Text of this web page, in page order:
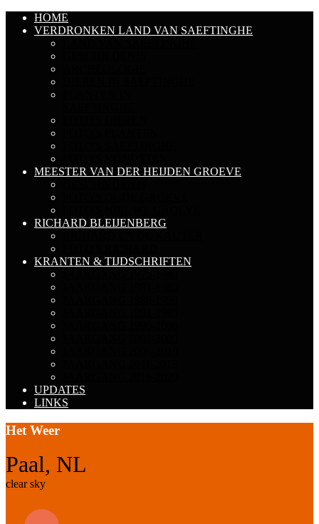
HOME
VERDRONKEN LAND VAN SAEFTINGHE
MEESTER VAN DER HEIJDEN GROEVE
RICHARD BLEIJENBERG
KRANTEN & TIJDSCHRIFTEN
UPDATES
LINKS
Het Weer
Paal, NL
clear sky